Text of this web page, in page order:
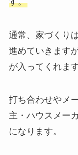
通常、家づくり
進めていきます
が入ってくれます
打ち合わせやメ
主・ハウスメー
になります。